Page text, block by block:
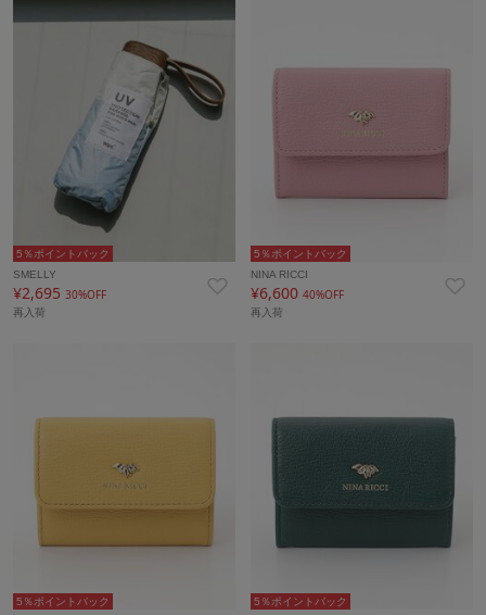
5％ポイントバック
SMELLY
¥2,695 30%OFF
再入荷
5％ポイントバック
NINA RICCI
¥6,60040%OFF
再入荷
5％ポイントバック
5％ポイントバック